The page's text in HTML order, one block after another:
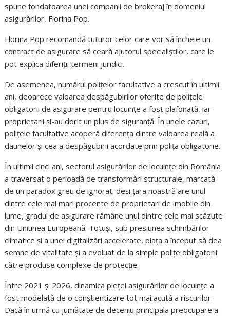
spune fondatoarea unei companii de brokeraj în domeniul
asigurărilor, Florina Pop.
Florina Pop recomandă tuturor celor care vor să încheie un
contract de asigurare să ceară ajutorul specialiștilor, care le
pot explica diferiții termeni juridici.
De asemenea, numărul polițelor facultative a crescut în ultimii
ani, deoarece valoarea despăgubirilor oferite de polițele
obligatorii de asigurare pentru locuințe a fost plafonată, iar
proprietarii și-au dorit un plus de siguranță. În unele cazuri,
polițele facultative acoperă diferența dintre valoarea reală a
daunelor și cea a despăgubirii acordate prin polița obligatorie.
În ultimii cinci ani, sectorul asigurărilor de locuințe din România
a traversat o perioadă de transformări structurale, marcată
de un paradox greu de ignorat: deși țara noastră are unul
dintre cele mai mari procente de proprietari de imobile din
lume, gradul de asigurare rămâne unul dintre cele mai scăzute
din Uniunea Europeană. Totuși, sub presiunea schimbărilor
climatice și a unei digitalizări accelerate, piața a început să dea
semne de vitalitate și a evoluat de la simple polițe obligatorii
către produse complexe de protecție.
Între 2021 și 2026, dinamica pieței asigurărilor de locuințe a
fost modelată de o conștientizare tot mai acută a riscurilor.
Dacă în urmă cu jumătate de deceniu principala preocupare a